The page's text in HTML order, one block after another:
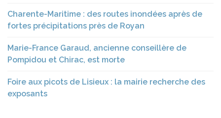
Charente-Maritime : des routes inondées après de
fortes précipitations près de Royan
Marie-France Garaud, ancienne conseillère de
Pompidou et Chirac, est morte
Foire aux picots de Lisieux : la mairie recherche des
exposants